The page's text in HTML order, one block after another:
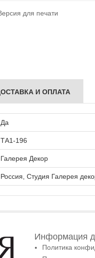
для печати
И ОПЛАТА
Да
ТА1-196
Галерея Декор
Россия, Студия Галерея
Информация
Политика